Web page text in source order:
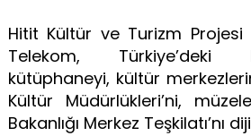
Hitit Kültür ve Turizm Projesi
Telekom, Türkiye’deki
kütüphaneyi, kültür
Kültür Müdürlükleri’ni,
Bakanlığı Merkez Teşkilatı’nı